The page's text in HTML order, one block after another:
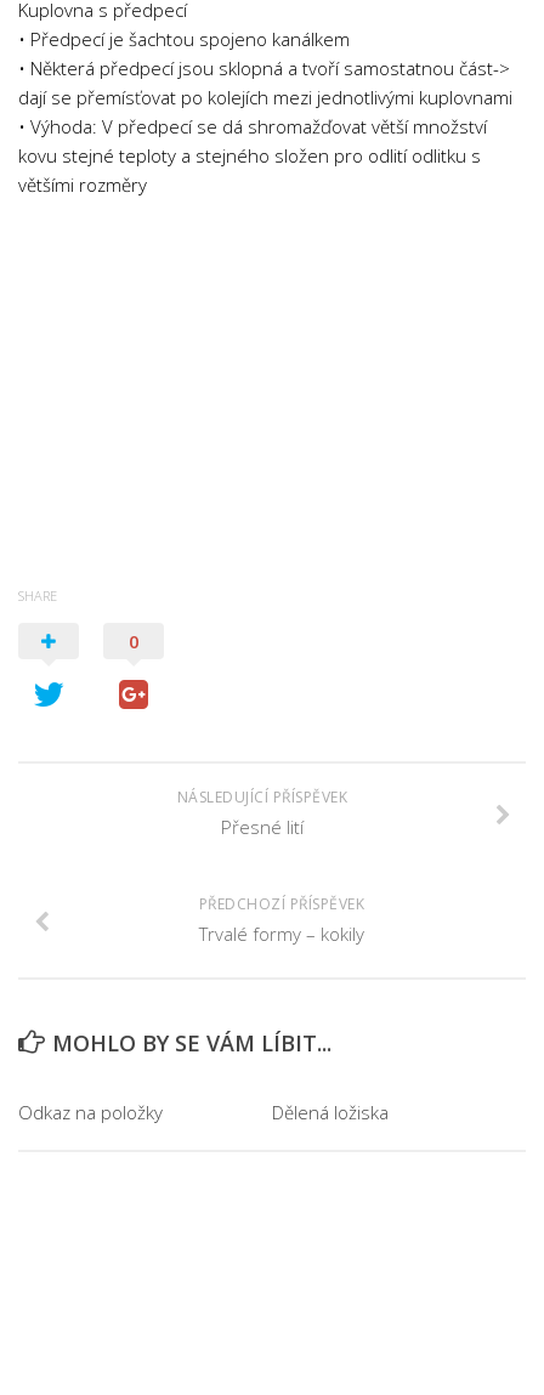
Kuplovna s předpecí
• Předpecí je šachtou spojeno kanálkem
• Některá předpecí jsou sklopná a tvoří samostatnou část->
dají se přemísťovat po kolejích mezi jednotlivými kuplovnami
• Výhoda: V předpecí se dá shromažďovat větší množství
kovu stejné teploty a stejného složen pro odlití odlitku s
většími rozměry
SHARE
0
NÁSLEDUJÍCÍ PŘÍSPĚVEK
Přesné lití
PŘEDCHOZÍ PŘÍSPĚVEK
Trvalé formy – kokily
MOHLO BY SE VÁM LÍBIT...
Odkaz na položky Dělená ložiska